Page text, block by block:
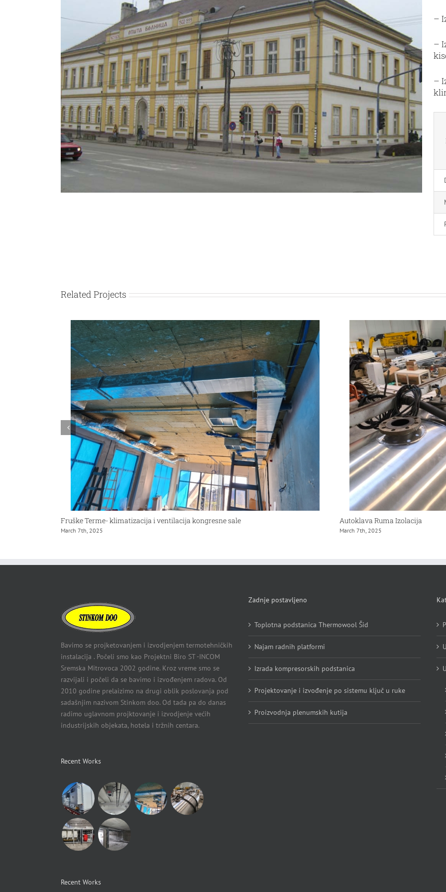
–
–
–
Related Projects
Fruške Terme- klimatizacija i ventilacija kongresne sale
March 7th, 2025
Autoklava Ruma Izolacija
March 7th, 2025
Bavimo se projketovanjem i izvodjenjem termotehničkih
instalacija . Počeli smo kao Projektni Biro ST -INCOM
Sremska Mitrovoca 2002 godine. Kroz vreme smo se
razvijali i počeli da se bavimo i izvođenjem radova. Od
2010 godine prelaizimo na drugi oblik poslovanja pod
sadašnjim nazivom Stinkom doo. Od tada pa do danas
radimo uglavnom projktovanje i izvodjenje većih
industrijskih objekata, hotela i tržnih centara.
Recent Works
Recent Works
Zadnje postavljeno
Toplotna podstanica Thermowool Šid
Najam radnih platformi
Izrada kompresorskih podstanica
Projektovanje i izvođenje po sistemu ključ u ruke
Proizvodnja plenumskih kutija